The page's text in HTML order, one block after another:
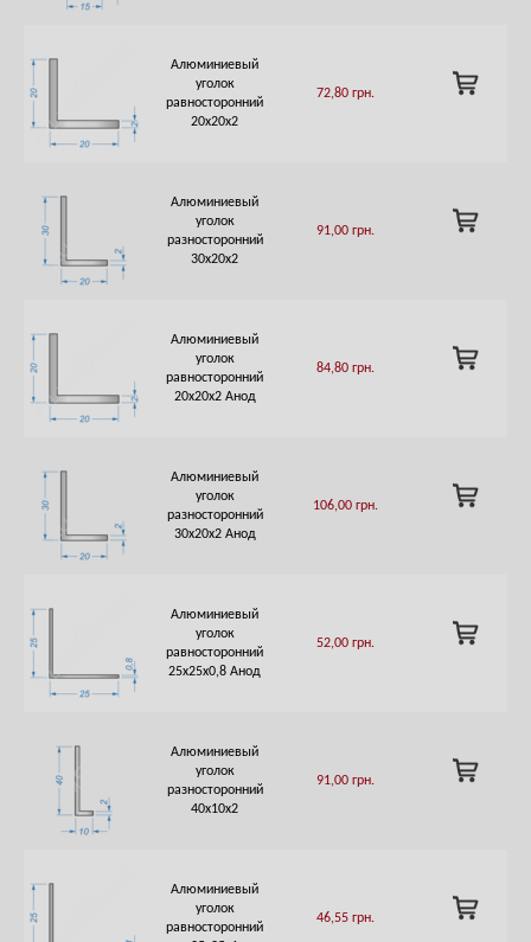
Алюминиевый
уголок
равносторонний
20х20х2
72,80 грн.
ADD
TO
Алюминиевый
уголок
разносторонний
30х20х2
91,00 грн.
ADD
TO
Алюминиевый
уголок
равносторонний
20х20х2 Анод
84,80 грн.
ADD
TO
Алюминиевый
уголок
разносторонний
30х20х2 Анод
106,00 грн.
ADD
TO
Алюминиевый
уголок
равносторонний
25х25х0,8 Анод
52,00 грн.
ADD
TO
Алюминиевый
уголок
разносторонний
40х10х2
91,00 грн.
ADD
TO
Алюминиевый
уголок
равносторонний
46,55 грн.
ADD
TO